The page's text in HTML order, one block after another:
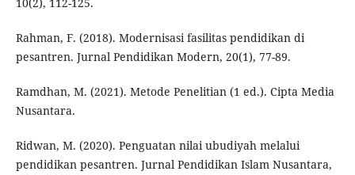
10(2), 112-125.
Rahman, F. (2018). Modernisasi fasilitas pendidikan di
pesantren. Jurnal Pendidikan Modern, 20(1), 77-89.
Ramdhan, M. (2021). Metode Penelitian (1 ed.). Cipta Media
Nusantara.
Ridwan, M. (2020). Penguatan nilai ubudiyah melalui
pendidikan pesantren. Jurnal Pendidikan Islam Nusantara,